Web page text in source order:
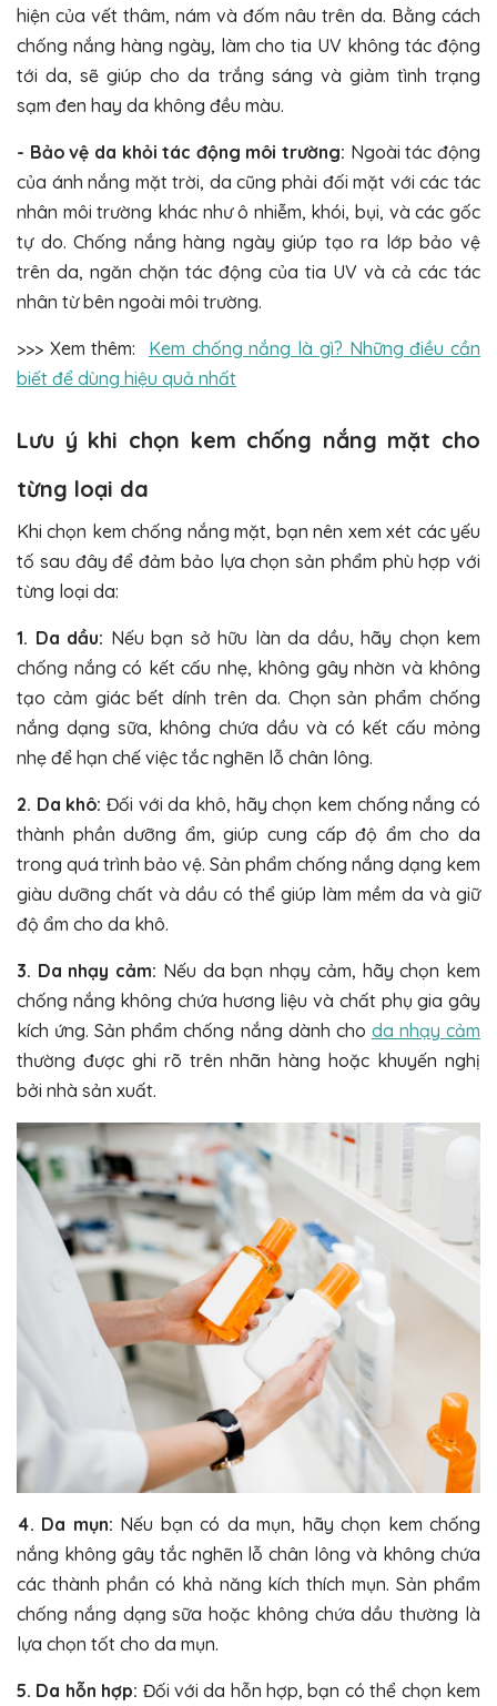
hiện của vết thâm, nám và đốm nâu trên da. Bằng cách
chống nắng hàng ngày, làm cho tia UV không tác động
tới da, sẽ giúp cho da trắng sáng và giảm tình trạng
sạm đen hay da không đều màu.
- Bảo vệ da khỏi tác động môi trường: Ngoài tác động
của ánh nắng mặt trời, da cũng phải đối mặt với các tác
nhân môi trường khác như ô nhiễm, khói, bụi, và các gốc
tự do. Chống nắng hàng ngày giúp tạo ra lớp bảo vệ
trên da, ngăn chặn tác động của tia UV và cả các tác
nhân từ bên ngoài môi trường.
>>> Xem thêm: Kem chống nắng là gì? Những điều cần
biết để dùng hiệu quả nhất
Lưu ý khi chọn kem chống nắng mặt cho
từng loại da
Khi chọn kem chống nắng mặt, bạn nên xem xét các yếu
tố sau đây để đảm bảo lựa chọn sản phẩm phù hợp với
từng loại da:
1. Da dầu: Nếu bạn sở hữu làn da dầu, hãy chọn kem
chống nắng có kết cấu nhẹ, không gây nhờn và không
tạo cảm giác bết dính trên da. Chọn sản phẩm chống
nắng dạng sữa, không chứa dầu và có kết cấu mỏng
nhẹ để hạn chế việc tắc nghẽn lỗ chân lông.
2. Da khô: Đối với da khô, hãy chọn kem chống nắng có
thành phần dưỡng ẩm, giúp cung cấp độ ẩm cho da
trong quá trình bảo vệ. Sản phẩm chống nắng dạng kem
giàu dưỡng chất và dầu có thể giúp làm mềm da và giữ
độ ẩm cho da khô.
3. Da nhạy cảm: Nếu da bạn nhạy cảm, hãy chọn kem
chống nắng không chứa hương liệu và chất phụ gia gây
kích ứng. Sản phẩm chống nắng dành cho da nhạy cảm
thường được ghi rõ trên nhãn hàng hoặc khuyến nghị
bởi nhà sản xuất.
4. Da mụn: Nếu bạn có da mụn, hãy chọn kem chống
nắng không gây tắc nghẽn lỗ chân lông và không chứa
các thành phần có khả năng kích thích mụn. Sản phẩm
chống nắng dạng sữa hoặc không chứa dầu thường là
lựa chọn tốt cho da mụn.
5. Da hỗn hợp: Đối với da hỗn hợp, bạn có thể chọn kem